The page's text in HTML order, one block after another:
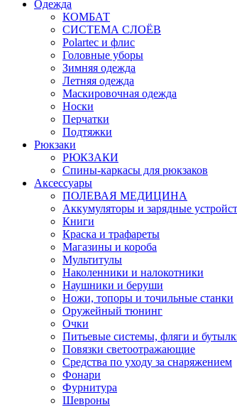
Одежда
КОМБАТ
СИСТЕМА СЛОЁВ
Polartec и флис
Головные уборы
Зимняя одежда
Летняя одежда
Маскировочная одежда
Носки
Перчатки
Подтяжки
Рюкзаки
РЮКЗАКИ
Спины-каркасы для рюкзаков
Аксессуары
ПОЛЕВАЯ МЕДИЦИНА
Аккумуляторы и зарядные
Книги
Краска и трафареты
Магазины и короба
Мультитулы
Наколенники и налокотники
Наушники и беруши
Ножи, топоры и точильные станки
Оружейный тюнинг
Очки
Питьевые системы, фляги и
Повязки светоотражающие
Средства по уходу за снаряжением
Фонари
Фурнитура
Шевроны